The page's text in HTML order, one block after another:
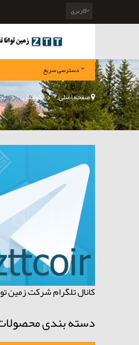
کاربری
دسترسی سریع
صفحه اصلی > کولیس »
کانال تلگرام شرکت زمین
دسته بندی محصولات